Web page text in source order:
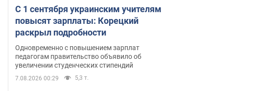
С 1 сентября украинским учителям
повысят зарплаты: Корецкий
раскрыл подробности
Одновременно с повышением зарплат
педагогам правительство объявило об
увеличении студенческих стипендий
7.08.2026 00:29 5,3 т.